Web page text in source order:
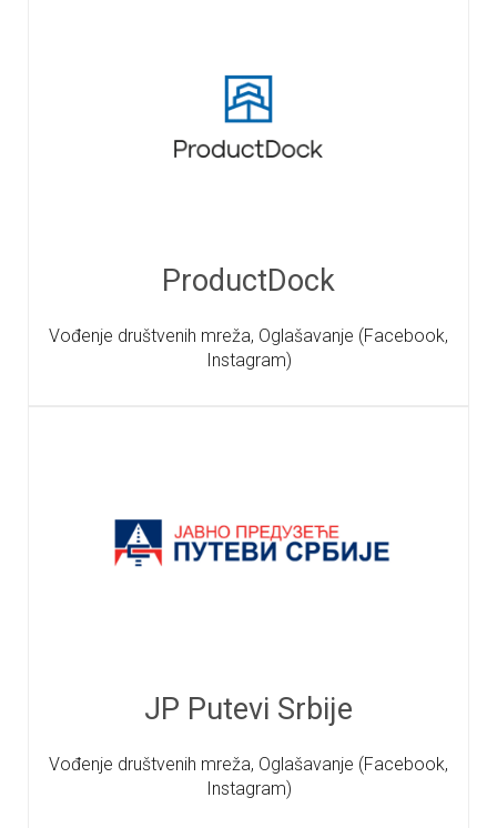
ProductDock
Vođenje društvenih mreža, Oglašavanje (Facebook,
Instagram)
JP Putevi Srbije
Vođenje društvenih mreža, Oglašavanje (Facebook,
Instagram)